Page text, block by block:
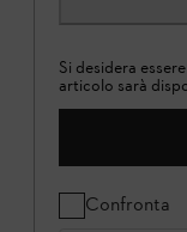
Si desidera
articolo sarà
Confronta